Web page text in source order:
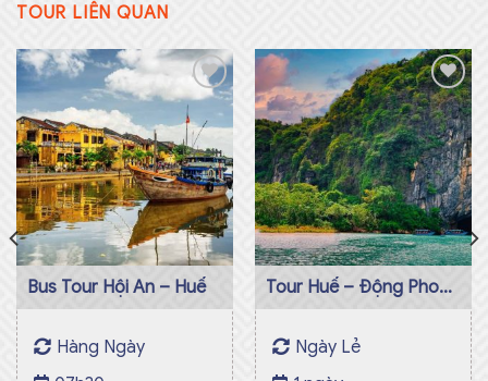
TOUR LIÊN QUAN
Add to
wishlist
Bus Tour Hội An – Huế
Hàng Ngày
Add to
wishlist
Tour Huế – Động Phong
Nha 1 ngày
Ngày Lẻ